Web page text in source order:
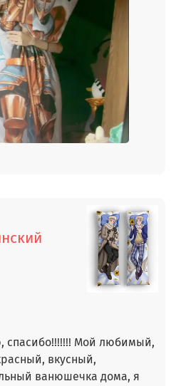
спасибо!!!!!!! Мой любимый,
вкусный,
ванюшечка дома, я